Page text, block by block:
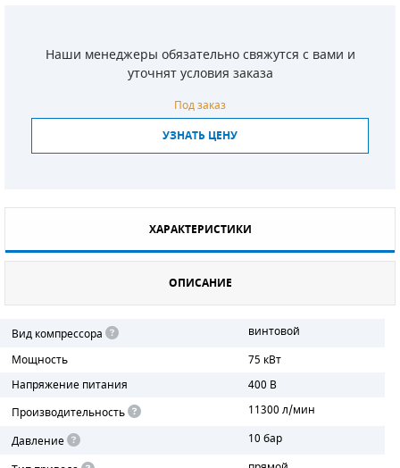
Наши менеджеры обязательно свяжутся с вами и
уточнят условия заказа
Под заказ
УЗНАТЬ ЦЕНУ
ХАРАКТЕРИСТИКИ
ОПИСАНИЕ
Вид компрессора
винтовой
Мощность
75 кВт
Напряжение питания
400 В
Производительность
11300 л/мин
Давление
10 бар
ФИЛЬТРОВ
ДИЗЕЛЬНЫЕ ДВИГАТЕЛИ
ДЕТАЛИ ДВС
МОТОРНОЕ МАСЛО
РАДИАТОРЫ
ПОРШНЕВЫЕ БЛОКИ